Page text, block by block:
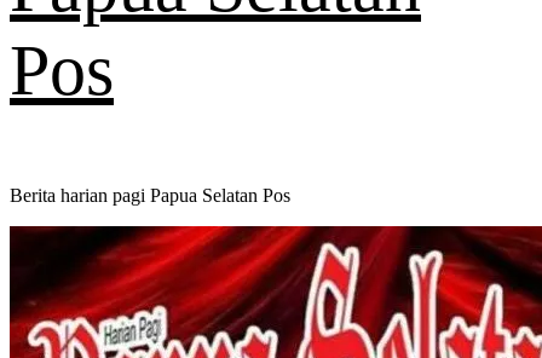
Pos
Berita harian pagi Papua Selatan Pos
Primary